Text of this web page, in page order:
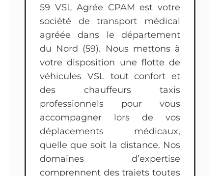
59 VSL Agrée CPAM est votre
société de transport médical
agréée dans le département
du Nord (59). Nous mettons à
votre disposition une flotte de
véhicules VSL tout confort et
des chauffeurs taxis
professionnels pour vous
accompagner lors de vos
déplacements médicaux,
quelle que soit la distance. Nos
domaines d’expertise
comprennent des trajets toutes